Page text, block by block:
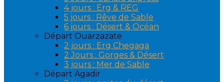
4 jours : Erg & REG
5 jours : Rêve de Sable
6 jours : Désert & Océan
Départ Ouarzazate
2 jours : Erg Chegaga
2 Jours : Gorges & Désert
3 jours : Mer de Sable
Départ Agadir